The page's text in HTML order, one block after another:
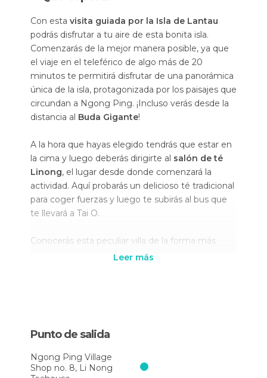
Con esta visita guiada por la Isla de Lantau
podrás disfrutar a tu aire de esta bonita isla.
Comenzarás de la mejor manera posible, ya que
el viaje en el teleférico de algo más de 20
minutos te permitirá disfrutar de una panorámica
única de la isla, protagonizada por los paisajes que
circundan a Ngong Ping. ¡Incluso verás desde la
distancia al Buda Gigante!
A la hora que hayas elegido tendrás que estar en
la cima y luego deberás dirigirte al salón de té
Linong, el lugar desde donde comenzará la
actividad. Aquí probarás un delicioso té tradicional
para coger fuerzas y luego te subirás al bus que
te llevará a Tai O.
Conocerás esta peculiar villa de la forma más
agradable, recorriendo las aguas de sus canales a
mejor de todo es que
viven los aldeanos.
Leer más
Punto de salida
Ngong Ping Village
Shop no. 8, Li Nong